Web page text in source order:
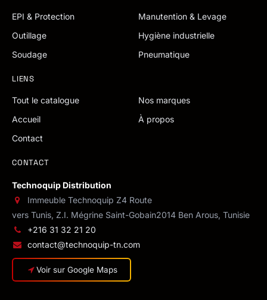
EPI & Protection
Manutention & Levage
Outillage
Hygiène industrielle
Soudage
Pneumatique
LIENS
Tout le catalogue
Nos marques
Accueil
À propos
Contact
CONTACT
Technoquip Distribution
Immeuble Technoquip Z4 Route
vers Tunis, Z.I. Mégrine Saint-Gobain2014 Ben Arous, Tunisie
+216 31 32 21 20
contact@technoquip-tn.com
Voir sur Google Maps